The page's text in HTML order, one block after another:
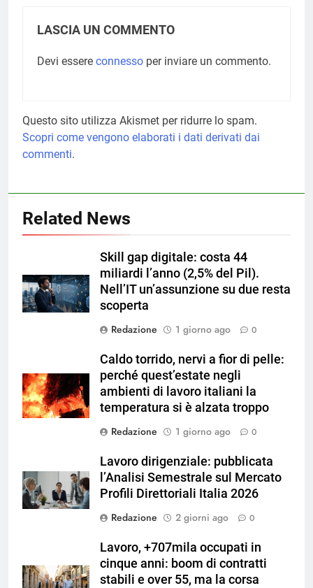
LASCIA UN COMMENTO
Devi essere connesso per inviare un commento.
Questo sito utilizza Akismet per ridurre lo spam.
Scopri come vengono elaborati i dati derivati dai
commenti.
Related News
Skill gap digitale: costa 44
miliardi l’anno (2,5% del Pil).
Nell’IT un’assunzione su due resta
scoperta
Redazione
1 giorno ago 0
Caldo torrido, nervi a fior di pelle:
perché quest’estate negli
ambienti di lavoro italiani la
temperatura si è alzata troppo
Redazione
1 giorno ago 0
Lavoro dirigenziale: pubblicata
l’Analisi Semestrale sul Mercato
Profili Direttoriali Italia 2026
Redazione
2 giorni ago 0
Lavoro, +707mila occupati in
cinque anni: boom di contratti
stabili e over 55, ma la corsa